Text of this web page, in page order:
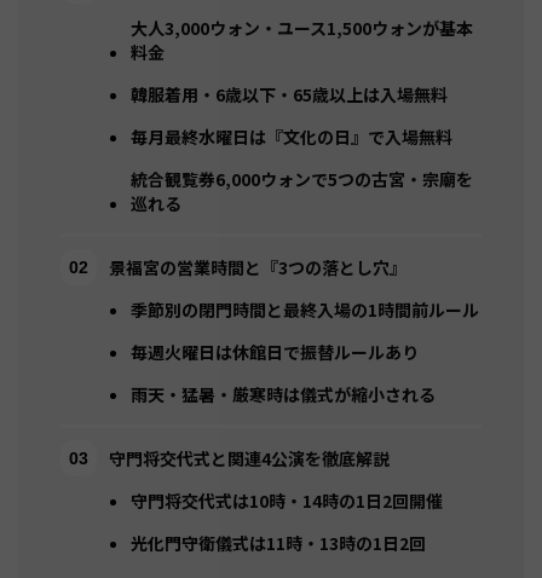
大人3,000ウォン・ユース1,500ウォンが基本
料金
韓服着用・6歳以下・65歳以上は入場無料
毎月最終水曜日は『文化の日』で入場無料
統合観覧券6,000ウォンで5つの古宮・宗廟を
巡れる
景福宮の営業時間と『3つの落とし穴』
季節別の閉門時間と最終入場の1時間前ルール
毎週火曜日は休館日で振替ルールあり
雨天・猛暑・厳寒時は儀式が縮小される
守門将交代式と関連4公演を徹底解説
守門将交代式は10時・14時の1日2回開催
光化門守衛儀式は11時・13時の1日2回